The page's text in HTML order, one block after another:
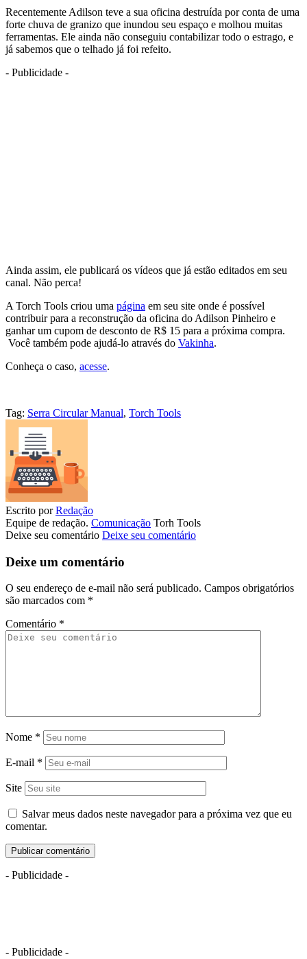
Recentemente Adilson teve a sua oficina destruída por conta de uma
forte chuva de granizo que inundou seu espaço e molhou muitas
ferramentas. Ele ainda não conseguiu contabilizar todo o estrago, e
já sabemos que o telhado já foi refeito.
- Publicidade -
Ainda assim, ele publicará os vídeos que já estão editados em seu
canal. Não perca!
A Torch Tools criou uma página em seu site onde é possível
contribuir para a reconstrução da oficina do Adilson Pinheiro e
ganhar um cupom de desconto de R$ 15 para a próxima compra.
Você também pode ajudá-lo através do Vakinha.
Conheça o caso, acesse.
Tag: Serra Circular Manual, Torch Tools
Escrito por Redação
Equipe de redação. Comunicação Torh Tools
Deixe seu comentário Deixe seu comentário
Deixe um comentário
O seu endereço de e-mail não será publicado. Campos obrigatórios
são marcados com *
Comentário *
Nome *
E-mail *
Site
Salvar meus dados neste navegador para a próxima vez que eu
comentar.
- Publicidade -
- Publicidade -